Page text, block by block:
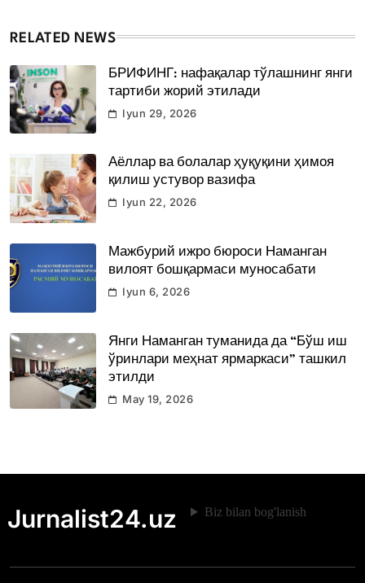
RELATED NEWS
БРИФИНГ: нафақалар тўлашнинг янги
тартиби жорий этилади
Iyun 29, 2026
Аёллар ва болалар ҳуқуқини ҳимоя
қилиш устувор вазифа
Iyun 22, 2026
Мажбурий ижро бюроси Наманган
вилоят бошқармаси муносабати
Iyun 6, 2026
Янги Наманган туманида да “Бўш иш
ўринлари меҳнат ярмаркаси” ташкил
этилди
May 19, 2026
Jurnalist24.uz Biz bilan bog'lanish